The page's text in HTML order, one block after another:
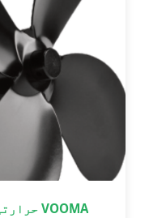
VOOMA حرارتی طاقت والا آؤٹ ڈور پنکھا